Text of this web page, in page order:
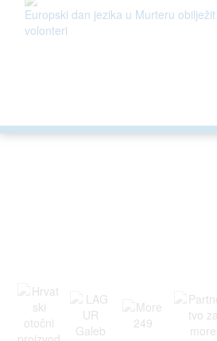
Europski dan jezika u Murteru
volonteri